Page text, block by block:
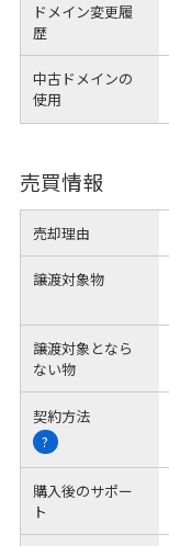
ドメイン変更履
歴
中古ドメインの
使用
売買情報
売却理由
譲渡対象物
譲渡対象となら
ない物
契約方法
?
購入後のサポー
ト